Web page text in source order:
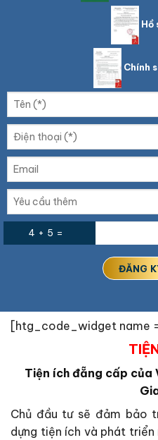
Hồ
Chính
4 + 5 =
[htg_code_widget name
Tiện ích đẵng cấp của
Chủ đầu tư sẽ đảm bảo
dựng tiện ích và phát